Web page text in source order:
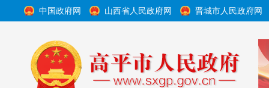
中国政府网 山西省人民政府网 晋城市人民政府网